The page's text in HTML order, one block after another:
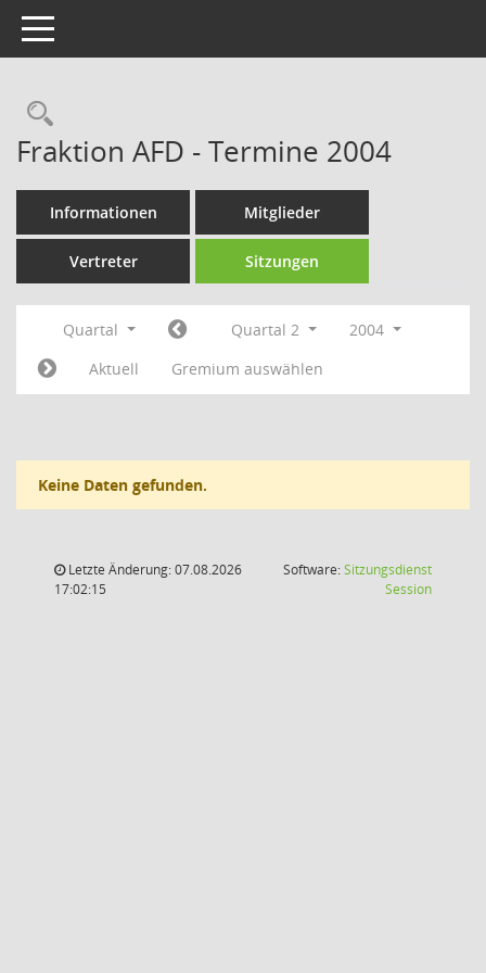
Toggle navigation
Rechercheauswahl
Fraktion AFD - Termine 2004
Informationen Mitglieder
Vertreter Sitzungen
Quartal Quartal 2
2004
Aktuell
Gremium auswählen
Keine Daten gefunden.
Letzte Änderung: 07.08.2026
17:02:15
Software:Sitzungsdienst
Session(Wird in